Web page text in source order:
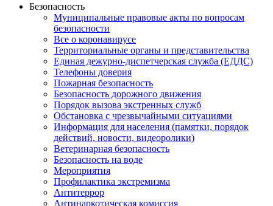
Безопасность
Муниципальные правовые акты по вопросам
безопасности
Все о коронавирусе
Территориальные органы и представительства
Единая дежурно-диспетчерская служба (ЕДДС)
Телефоны доверия
Пожарная безопасность
Безопасность дорожного движения
Порядок вызова экстренных служб
Обстановка с чрезвычайными ситуациями
Информация для населения (памятки, порядок
действий, новости, видеоролики)
Ветеринарная безопасность
Безопасность на воде
Мероприятия
Профилактика экстремизма
Антитеррор
Антинаркотическая комиссия